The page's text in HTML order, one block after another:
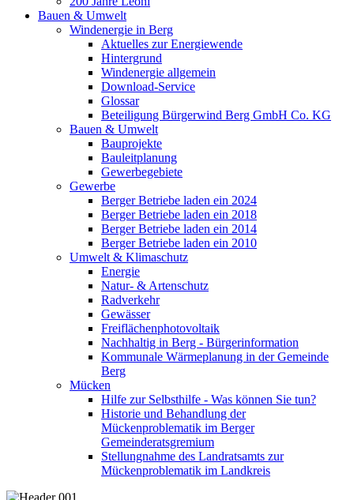
Bauen & Umwelt
Windenergie in Berg
Aktuelles zur Energiewende
Hintergrund
Windenergie allgemein
Download-Service
Glossar
Beteiligung Bürgerwind Berg GmbH Co. KG
Bauen & Umwelt
Bauprojekte
Bauleitplanung
Gewerbegebiete
Gewerbe
Berger Betriebe laden ein 2024
Berger Betriebe laden ein 2018
Berger Betriebe laden ein 2014
Berger Betriebe laden ein 2010
Umwelt & Klimaschutz
Energie
Natur- & Artenschutz
Radverkehr
Gewässer
Freiflächenphotovoltaik
Nachhaltig in Berg - Bürgerinformation
Kommunale Wärmeplanung in der Gemeinde
Berg
Mücken
Hilfe zur Selbsthilfe - Was können Sie tun?
Historie und Behandlung der
Mückenproblematik im Berger
Gemeinderatsgremium
Stellungnahme des Landratsamts zur
Mückenproblematik im Landkreis